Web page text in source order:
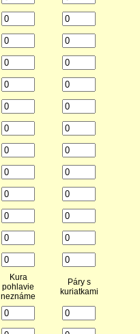
Kura
pohlavie
neznáme
Páry s
kuriatkami